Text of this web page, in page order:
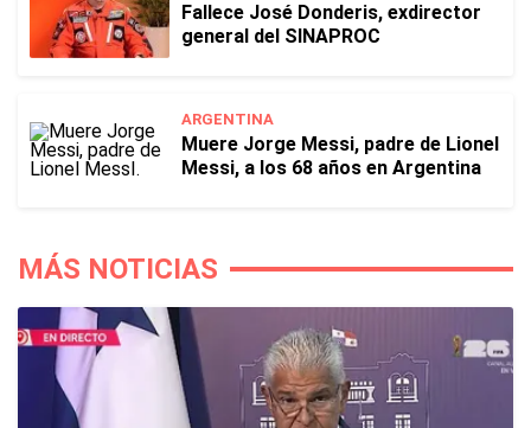
Fallece José Donderis, exdirector
general del SINAPROC
ARGENTINA
Muere Jorge Messi, padre de Lionel
Messi, a los 68 años en Argentina
MÁS NOTICIAS